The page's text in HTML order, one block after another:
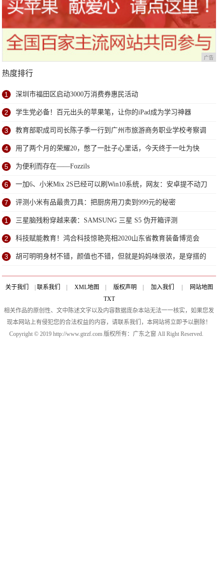
广告
热度排行
1 深圳市福田区启动3000万消费券惠民活动
2 学生党必备！百元出头的苹果笔，让你的iPad成为学习神器
3 教育部职成司司长陈子季一行到广州市旅游商务职业学校考察调
研
4 用了两个月的荣耀20，憋了一肚子心里话，今天终于一吐为快
5 为便利而存在——Fozzils
6 一加6、小米Mix 2S已经可以刷Win10系统，网友：安卓提不动刀
了？
7 评测小米有品最贵刀具：把厨房用刀卖到999元的秘密
1 三星脑残粉穿越来袭：SAMSUNG 三星 S5 伪开箱评测
2 科技赋能教育！鸿合科技惊艳亮相2020山东省教育装备博览会
3 胡可明明身材不错，颜值也不错，但就是妈妈味很浓，是穿搭的
关于我们 | 联系我们 | XML地图 | 版权声明 | 加入我们 |
网站地图
TXT
相关作品的原创性、文中陈述文字以及内容数据庞杂本站无法一一核实，如果您发
现本网站上有侵犯您的合法权益的内容，请联系我们，本网站将立即予以删除！
Copyright © 2019 http://www.gtrzf.com 版权所有：广东之窗 All Right Reserved.